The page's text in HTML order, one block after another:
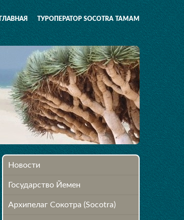
ГЛАВНАЯ ТУРОПЕРАТОР SOCOTRA TAMAM
Новости
Государство Йемен
Архипелаг Сокотра (Socotra)